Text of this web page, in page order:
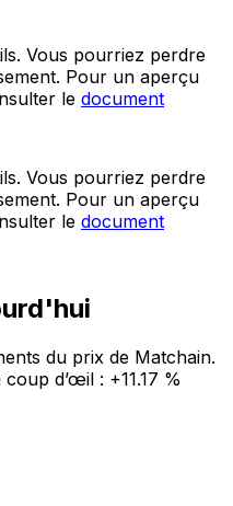
Vous pourriez perdre
Pour un aperçu
le document
Vous pourriez perdre
Pour un aperçu
le document
du prix de Matchain.
coup d’œil : +11.17 %